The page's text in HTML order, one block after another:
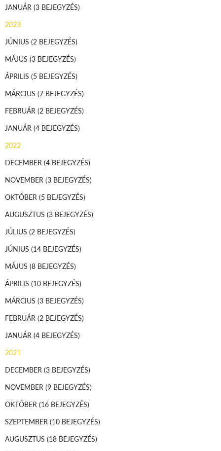
JANUÁR (3 BEJEGYZÉS)
2023
JÚNIUS (2 BEJEGYZÉS)
MÁJUS (3 BEJEGYZÉS)
ÁPRILIS (5 BEJEGYZÉS)
MÁRCIUS (7 BEJEGYZÉS)
FEBRUÁR (2 BEJEGYZÉS)
JANUÁR (4 BEJEGYZÉS)
2022
DECEMBER (4 BEJEGYZÉS)
NOVEMBER (3 BEJEGYZÉS)
OKTÓBER (5 BEJEGYZÉS)
AUGUSZTUS (3 BEJEGYZÉS)
JÚLIUS (2 BEJEGYZÉS)
JÚNIUS (14 BEJEGYZÉS)
MÁJUS (8 BEJEGYZÉS)
ÁPRILIS (10 BEJEGYZÉS)
MÁRCIUS (3 BEJEGYZÉS)
FEBRUÁR (2 BEJEGYZÉS)
JANUÁR (4 BEJEGYZÉS)
2021
DECEMBER (3 BEJEGYZÉS)
NOVEMBER (9 BEJEGYZÉS)
OKTÓBER (16 BEJEGYZÉS)
SZEPTEMBER (10 BEJEGYZÉS)
AUGUSZTUS (18 BEJEGYZÉS)